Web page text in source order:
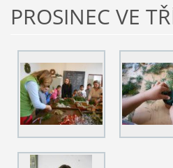
PROSINEC VE